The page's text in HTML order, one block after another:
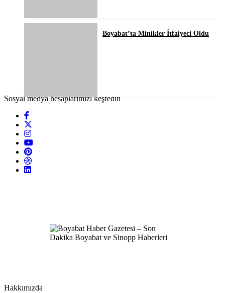
Boyabat’ta Minikler İtfaiyeci Oldu
Sosyal medya hesaplarımızı keşfedin
Hakkımızda